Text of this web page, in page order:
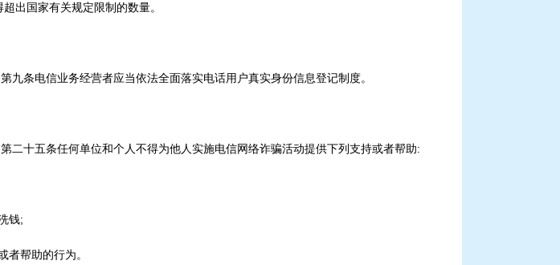
出国家有关规定限制的数量。
九条电信业务经营者应当依法全面落实电话用户真实身份信息登记制度。
二十五条任何单位和个人不得为他人实施电信网络诈骗活动提供下列支持或者帮助:
钱;
者帮助的行为。